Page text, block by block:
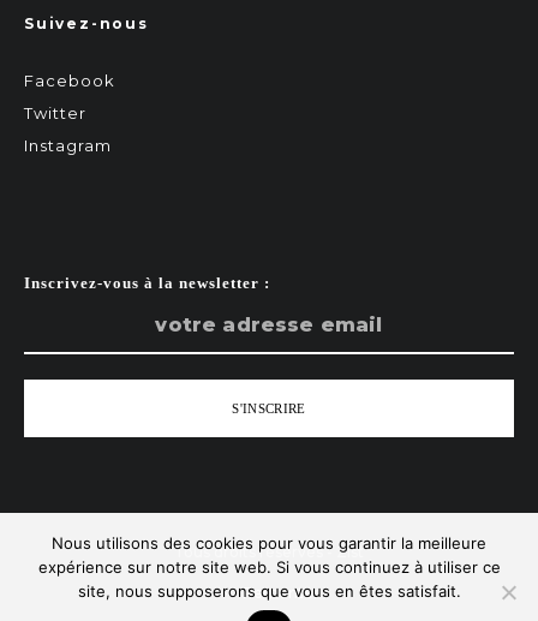
Suivez-nous
Facebook
Twitter
Instagram
Inscrivez-vous à la newsletter :
Tous droits réservés - Zist
Remonter
Nous utilisons des cookies pour vous garantir la meilleure
expérience sur notre site web. Si vous continuez à utiliser ce
site, nous supposerons que vous en êtes satisfait.